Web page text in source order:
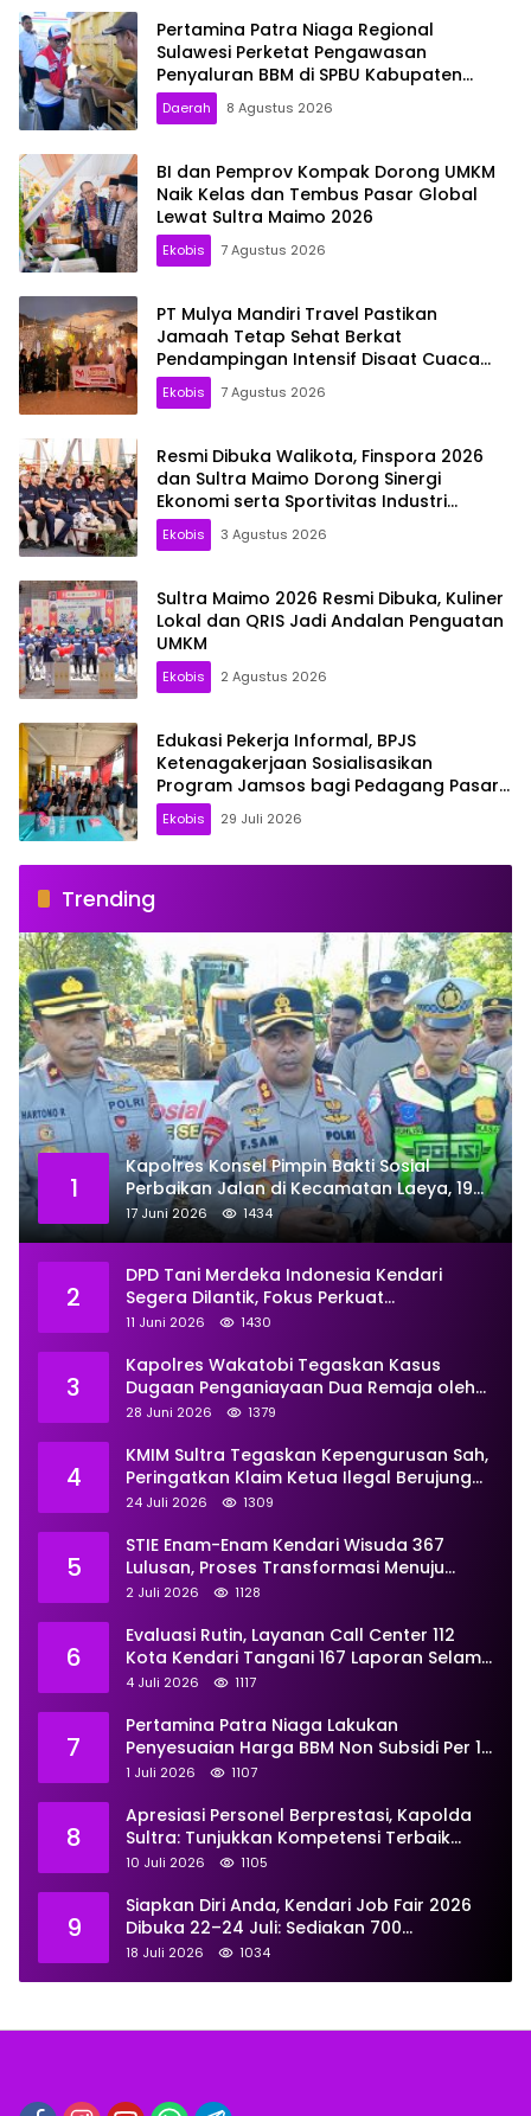
Pertamina Patra Niaga Regional
Sulawesi Perketat Pengawasan
Penyaluran BBM di SPBU Kabupaten
Kolaka Utara
Daerah 8 Agustus 2026
BI dan Pemprov Kompak Dorong UMKM
Naik Kelas dan Tembus Pasar Global
Lewat Sultra Maimo 2026
Ekobis 7 Agustus 2026
PT Mulya Mandiri Travel Pastikan
Jamaah Tetap Sehat Berkat
Pendampingan Intensif Disaat Cuaca
Madinah Capai 44 Derajat Celsius
Ekobis 7 Agustus 2026
Resmi Dibuka Walikota, Finspora 2026
dan Sultra Maimo Dorong Sinergi
Ekonomi serta Sportivitas Industri
Keuangan
Ekobis 3 Agustus 2026
Sultra Maimo 2026 Resmi Dibuka, Kuliner
Lokal dan QRIS Jadi Andalan Penguatan
UMKM
Ekobis 2 Agustus 2026
Edukasi Pekerja Informal, BPJS
Ketenagakerjaan Sosialisasikan
Program Jamsos bagi Pedagang Pasar
Baruga Kendari
Ekobis 29 Juli 2026
Trending
1
Kapolres Konsel Pimpin Bakti Sosial
Perbaikan Jalan di Kecamatan Laeya, 19
Titik Rusak Siap Ditambal
17 Juni 2026 1434
2
DPD Tani Merdeka Indonesia Kendari
Segera Dilantik, Fokus Perkuat
Pemberdayaan
11 Juni 2026 1430
3
Kapolres Wakatobi Tegaskan Kasus
Dugaan Penganiayaan Dua Remaja oleh
Dua Anggota Ditangani Secara
28 Juni 2026 1379
4
KMIM Sultra Tegaskan Kepengurusan Sah,
Peringatkan Klaim Ketua Ilegal Berujung
Proses Hukum
24 Juli 2026 1309
5
STIE Enam-Enam Kendari Wisuda 367
Lulusan, Proses Transformasi Menuju
Universitas Resmi Diterima
2 Juli 2026 1128
6
Evaluasi Rutin, Layanan Call Center 112
Kota Kendari Tangani 167 Laporan Selama
Juni
4 Juli 2026 1117
7
Pertamina Patra Niaga Lakukan
Penyesuaian Harga BBM Non Subsidi Per 1
Juli 2026, Berikut Rinciannya
1 Juli 2026 1107
8
Apresiasi Personel Berprestasi, Kapolda
Sultra: Tunjukkan Kompetensi Terbaik
untuk Masyarakat
10 Juli 2026 1105
9
Siapkan Diri Anda, Kendari Job Fair 2026
Dibuka 22–24 Juli: Sediakan 700
Lowongan dari 30 Perusahaan
18 Juli 2026 1034